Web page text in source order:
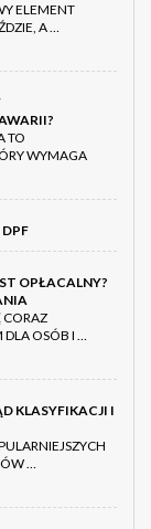
ELEMENT
A …
TO
WYMAGA
OPŁACALNY?
CORAZ
DLA OSÓB I …
KLASYFIKACJI I
…